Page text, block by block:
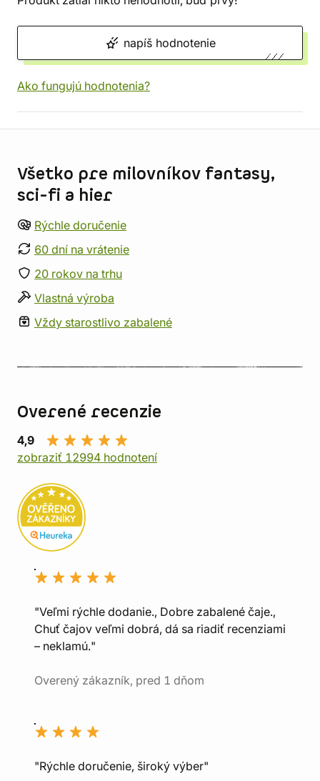
napíš hodnotenie
Ako fungujú hodnotenia?
Všetko pre milovníkov fantasy,
sci-fi a hier
Rýchle doručenie
60 dní na vrátenie
20 rokov na trhu
Vlastná výroba
Vždy starostlivo zabalené
Overené recenzie
4,9
zobraziť 12994 hodnotení
"Veľmi rýchle dodanie., Dobre zabalené čaje.,
Chuť čajov veľmi dobrá, dá sa riadiť recenziami
– neklamú."
Overený zákazník, pred 1 dňom
"Rýchle doručenie, široký výber"